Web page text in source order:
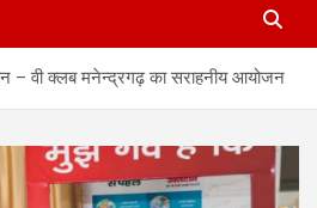
– वी क्लब मनेन्द्रगढ़ का सराहनीय आयोजन